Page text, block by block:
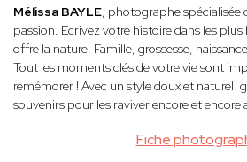
Fiche
Mélissa BAYLE, photographe spécialisée
passion. Ecrivez votre histoire dans les
offre la nature. Famille, grossesse,
Tout les moments clés de votre vie sont
remémorer ! Avec un style doux et naturel,
souvenirs pour les raviver encore et encore